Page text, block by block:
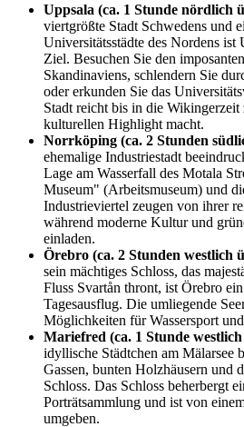
Uppsala (ca. 1 Stunde nördlich
viertgrößte Stadt Schwedens und
Universitätsstädte des Nordens ist
Ziel. Besuchen Sie den
Skandinaviens, schlendern Sie
oder erkunden Sie das
Stadt reicht bis in die
kulturellen Highlight macht.
Norrköping (ca. 2 Stunden
ehemalige Industriestadt
Lage am Wasserfall des Motala
Museum" (Arbeitsmuseum) und
Industrieviertel zeugen von ihrer
während moderne Kultur und
einladen.
Örebro (ca. 2 Stunden westlich
sein mächtiges Schloss, das
Fluss Svartån thront, ist Örebro
Tagesausflug. Die umliegende
Möglichkeiten für Wassersport
Mariefred (ca. 1 Stunde
idyllische Städtchen am Mälarsee
Gassen, bunten Holzhäusern und
Schloss. Das Schloss beherbergt
Porträtsammlung und ist von
umgeben.